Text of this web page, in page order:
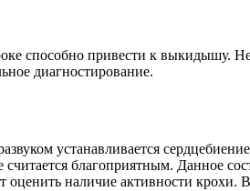
способно привести к выкидышу.
диагностирование.
устанавливается
благоприятным. Данное
оценить наличие активности крохи.